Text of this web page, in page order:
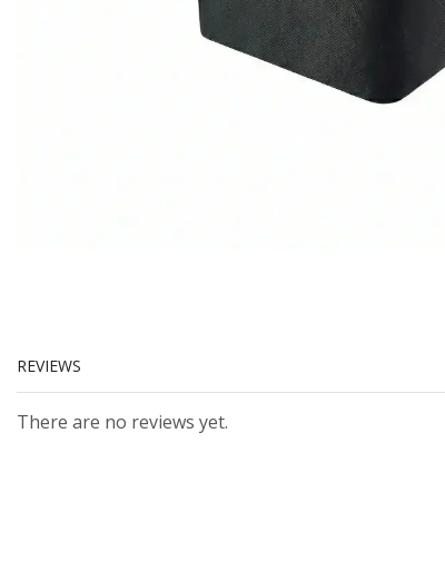
REVIEWS
There are no reviews yet.